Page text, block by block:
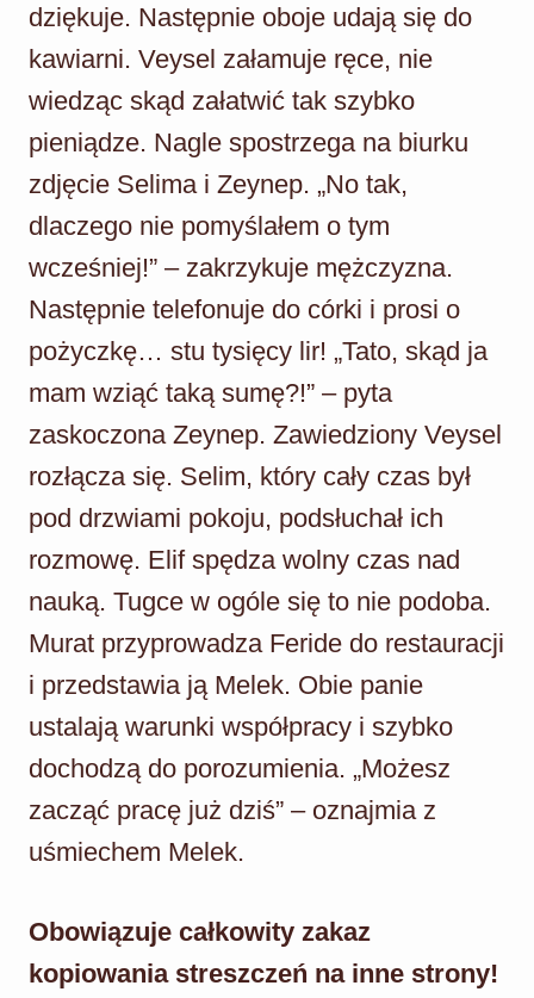
dziękuje. Następnie oboje udają się do
kawiarni. Veysel załamuje ręce, nie
wiedząc skąd załatwić tak szybko
pieniądze. Nagle spostrzega na biurku
zdjęcie Selima i Zeynep. „No tak,
dlaczego nie pomyślałem o tym
wcześniej!” – zakrzykuje mężczyzna.
Następnie telefonuje do córki i prosi o
pożyczkę… stu tysięcy lir! „Tato, skąd ja
mam wziąć taką sumę?!” – pyta
zaskoczona Zeynep. Zawiedziony Veysel
rozłącza się. Selim, który cały czas był
pod drzwiami pokoju, podsłuchał ich
rozmowę. Elif spędza wolny czas nad
nauką. Tugce w ogóle się to nie podoba.
Murat przyprowadza Feride do restauracji
i przedstawia ją Melek. Obie panie
ustalają warunki współpracy i szybko
dochodzą do porozumienia. „Możesz
zacząć pracę już dziś” – oznajmia z
uśmiechem Melek.
Obowiązuje całkowity zakaz
kopiowania streszczeń na inne strony!